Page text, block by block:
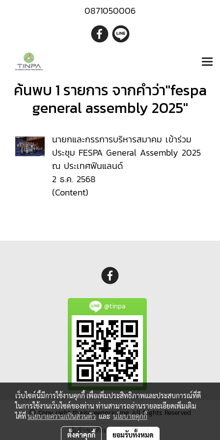
0871050006
ค้นพบ 1 รายการ จากคำว่า"fespa
general assembly 2025"
นายกและกรรการบริหารสมาคม เข้าร่วม
ประชุม FESPA General Assembly 2025
ณ ประเทศฟินแลนด์
2 ธ.ค. 2568
(Content)
@tinpa
Copy right thaiscreenprinting All Rights Reserved
ผู้เข้าชมทั้งหมด 368,568
เว็บไซต์นี้มีการใช้งานคุกกี้ เพื่อเพิ่มประสิทธิภาพและประสบการณ์ที่ดี
ในการใช้งานเว็บไซต์ของท่าน ท่านสามารถอ่านรายละเอียดเพิ่มเติม
ได้ที่นโยบายความเป็นส่วนตัวและนโยบายคุกกี้
ตั้งค่าคุกกี้ ยอมรับทั้งหมด